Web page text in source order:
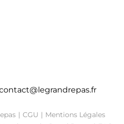
CGU
Mentions Légales